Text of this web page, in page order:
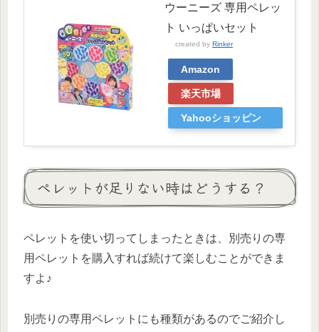
ウーニーズ 専用ペレッ
ト いっぱいセット
created by Rinker
Amazon
楽天市場
Yahooショッピン
ペレットが足りない時はどうする？
ペレットを使い切ってしまったときは、別売りの専
用ペレットを購入すれば続けて楽しむことができま
すよ♪
別売りの専用ペレットにも種類があるのでご紹介し